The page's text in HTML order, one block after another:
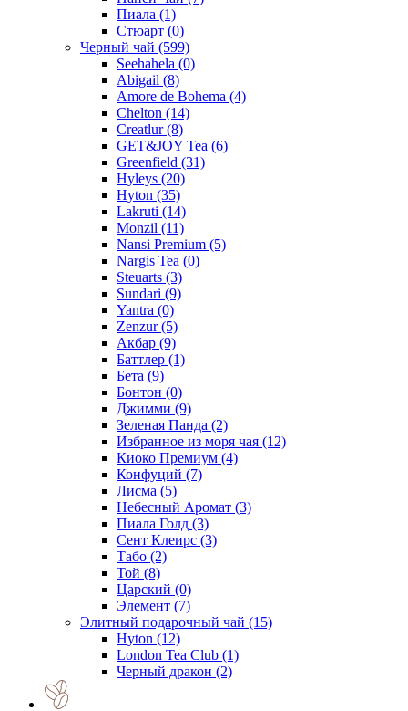
Пиала (1)
Стюарт (0)
Черный чай (599)
Seehahela (0)
Abigail (8)
Amore de Bohema (4)
Chelton (14)
Creatlur(8)
GET&JOY Tea (6)
Greenfield (31)
Hyleys (20)
Hyton (35)
Lakruti (14)
Monzil (11)
Nansi Premium (5)
Nargis Tea (0)
Steuarts (3)
Sundari (9)
Yantra (0)
Zenzur(5)
Акбар (9)
Баттлер (1)
Бета (9)
Бонтон (0)
Джимми (9)
Зеленая Панда (2)
Избранное из моря чая (12)
Киоко Премиум (4)
Конфуций (7)
Лисма (5)
Небесный Аромат (3)
Пиала Голд (3)
Сент Клеирс (3)
Табо (2)
Той (8)
Царский (0)
Элемент (7)
Элитный подарочный чай (15)
Hyton (12)
London Tea Club (1)
Черный дракон (2)